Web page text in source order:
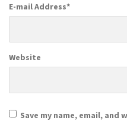
E-mail Address*
Website
Save my name, email,